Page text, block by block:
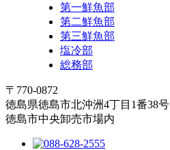
第一鮮魚部
第二鮮魚部
第三鮮魚部
塩冷部
総務部
〒770-0872
徳島県徳島市北沖洲4丁目1番38号
徳島市中央卸売市場内